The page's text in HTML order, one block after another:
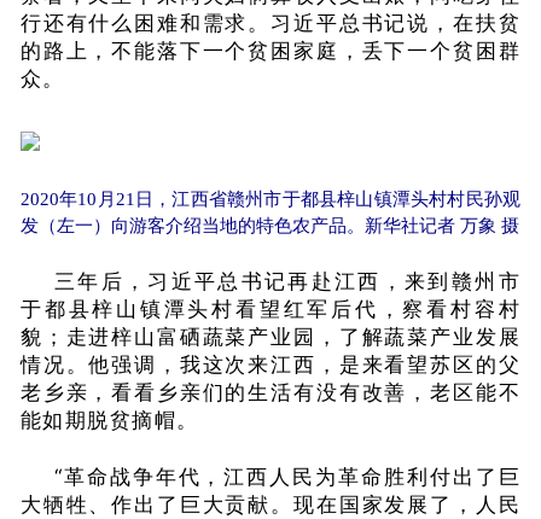
行还有什么困难和需求。习近平总书记说，在扶贫
的路上，不能落下一个贫困家庭，丢下一个贫困群
众。
2020年10月21日，江西省赣州市于都县梓山镇潭头村村民孙观
发（左一）向游客介绍当地的特色农产品。新华社记者 万象 摄
三年后，习近平总书记再赴江西，来到赣州市
于都县梓山镇潭头村看望红军后代，察看村容村
貌；走进梓山富硒蔬菜产业园，了解蔬菜产业发展
情况。他强调，我这次来江西，是来看望苏区的父
老乡亲，看看乡亲们的生活有没有改善，老区能不
能如期脱贫摘帽。
“革命战争年代，江西人民为革命胜利付出了巨
大牺牲、作出了巨大贡献。现在国家发展了，人民